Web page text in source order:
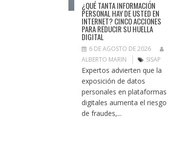
¿QUÉ TANTA INFORMACIÓN
PERSONAL HAY DE USTED EN
INTERNET? CINCO ACCIONES
PARA REDUCIR SU HUELLA
DIGITAL
6 DE AGOSTO DE 2026
ALBERTO MARIN
SISAP
Expertos advierten que la
exposición de datos
personales en plataformas
digitales aumenta el riesgo
de fraudes,...